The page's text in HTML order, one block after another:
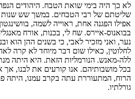
לא כך היה בימי שואת הטבח. היהודים
שליטתם של רבי הטבחים. במשך שש שנות
אפילו הפגנה אחת, ראוייה לשמה,
בבואנוס-איירס. שח לי, בכנות, אורח
נער, ואני מזכיר לאבי, כי בשנים ההן הוא
לחלוטין, כאילו שום דבר מיוחד לא קרה
ללה-מאנש. הנורמליות הזאת. היא היתה
בכל מושבותיהם. אנו קורעים את לבנו, אך
הרוח, המתעוררת עתה בקרב עמנו, היתה
גורלתיו.